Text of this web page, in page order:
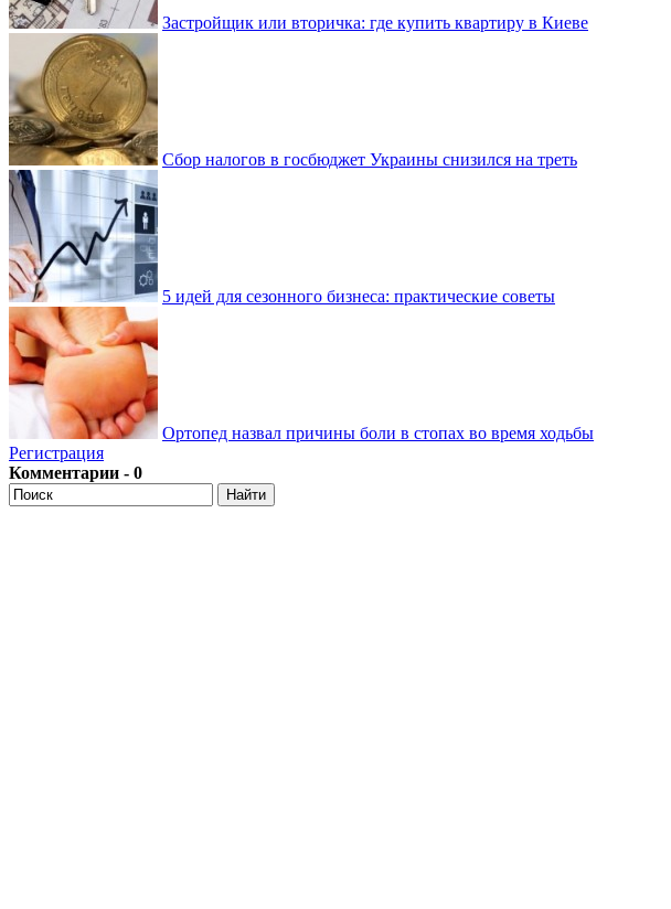
Застройщик или вторичка: где купить квартиру в Киеве
Сбор налогов в госбюджет Украины снизился на треть
5 идей для сезонного бизнеса: практические советы
Ортопед назвал причины боли в стопах во время ходьбы
Регистрация
Комментарии - 0